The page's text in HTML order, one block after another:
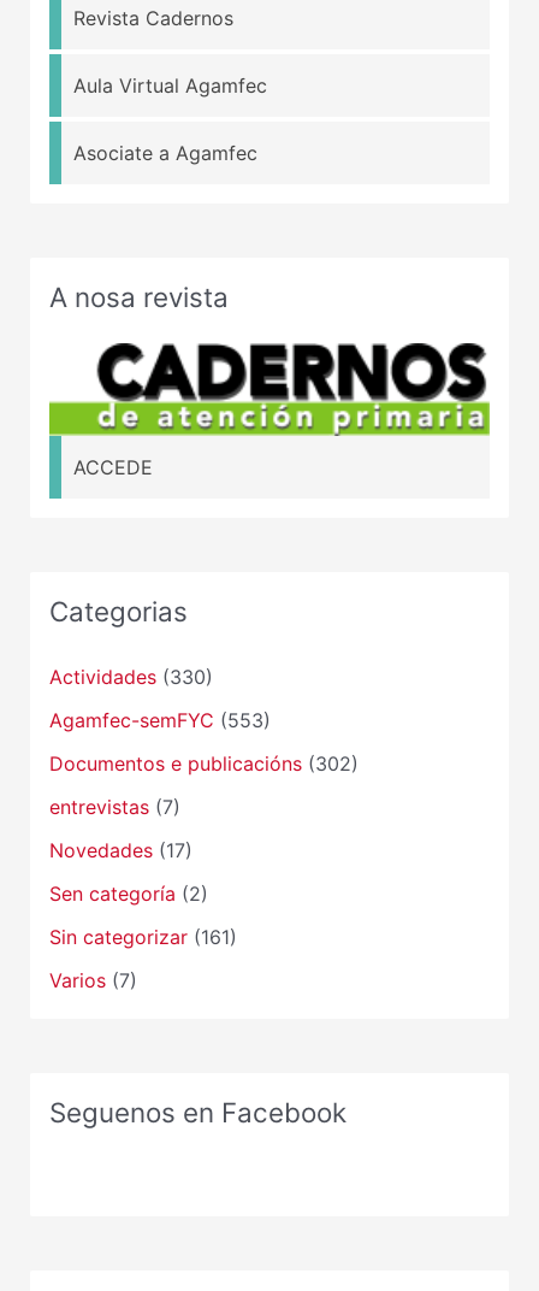
Revista Cadernos
Aula Virtual Agamfec
Asociate a Agamfec
A nosa revista
ACCEDE
Categorias
Actividades(330)
Agamfec-semFYC (553)
Documentos e publicacións(302)
entrevistas(7)
Novedades(17)
Sen categoría (2)
Sin categorizar(161)
Varios(7)
Seguenos en Facebook